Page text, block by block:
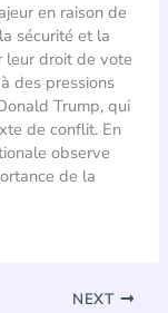
en raison de
sécurité et la
leur droit de vote
des pressions
Trump, qui
de conflit. En
observe
de la
NEXT